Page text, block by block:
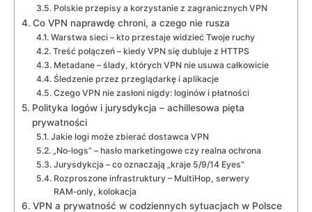
Polskie przepisy a korzystanie z zagranicznych VPN
Co VPN naprawdę chroni, a czego nie rusza
Warstwa sieci – kto przestaje widzieć Twoje ruchy
Treść połączeń – kiedy VPN się dubluje z HTTPS
Metadane – ślady, których VPN nie usuwa całkowicie
Śledzenie przez przeglądarkę i aplikacje
Czego VPN nie zasłoni nigdy: loginów i płatności
Polityka logów i jurysdykcja – achillesowa pięta
prywatności
Jakie logi może zbierać dostawca VPN
„No‑logs” – hasło marketingowe czy realna ochrona
Jurysdykcja – co oznaczają „kraje 5/9/14 Eyes”
Rozproszone infrastruktury – MultiHop, serwery
RAM‑only, kolokacja
VPN a prywatność w codziennych sytuacjach w Polsce